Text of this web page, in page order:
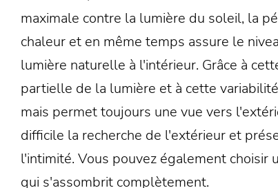
maximale contre la lumière du soleil, la
chaleur et en même temps assure le
lumière naturelle à l'intérieur. Grâce à
partielle de la lumière et à cette
mais permet toujours une vue vers
difficile la recherche de l'extérieur et
l'intimité. Vous pouvez également choisir
qui s'assombrit complètement.